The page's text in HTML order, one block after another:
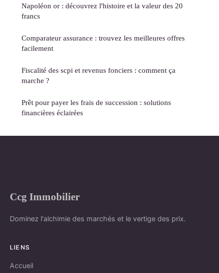
Napoléon or : découvrez l'histoire et la valeur des 20
francs
Comparateur assurance : trouvez les meilleures offres
facilement
Fiscalité des scpi et revenus fonciers : comment ça
marche ?
Prêt pour payer les frais de succession : solutions
financières éclairées
Ccg Immobilier
Dominez l'alchimie des marchés et le vertige des prix.
LIENS
Accueil